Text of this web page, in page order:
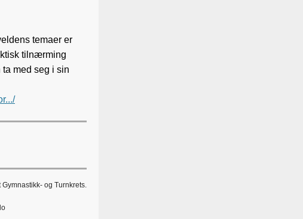
temaer er
tilnærming
med seg i sin
og Turnkrets.